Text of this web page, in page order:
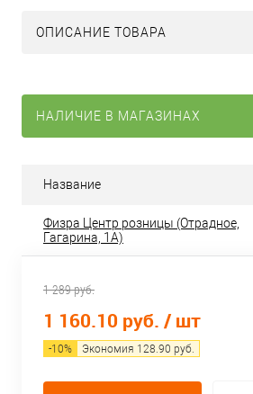
ОПИСАНИЕ ТОВАРА
1 289 руб.
1 160.10 руб. / шт
-10% Экономия 128.90 руб.
НАЛИЧИЕ В МАГАЗИНАХ
Название
Физра Центр розницы (Отрадное,
Гагарина, 1А)